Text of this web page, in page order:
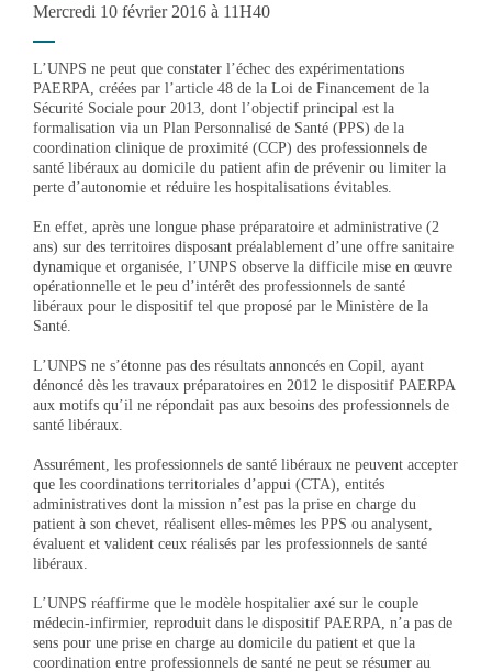
Mercredi 10 février 2016 à 11H40
L’UNPS ne peut que constater l’échec des expérimentations
PAERPA, créées par l’article 48 de la Loi de Financement de la
Sécurité Sociale pour 2013, dont l’objectif principal est la
formalisation via un Plan Personnalisé de Santé (PPS) de la
coordination clinique de proximité (CCP) des professionnels de
santé libéraux au domicile du patient afin de prévenir ou limiter la
perte d’autonomie et réduire les hospitalisations évitables.
En effet, après une longue phase préparatoire et administrative (2
ans) sur des territoires disposant préalablement d’une offre sanitaire
dynamique et organisée, l’UNPS observe la difficile mise en œuvre
opérationnelle et le peu d’intérêt des professionnels de santé
libéraux pour le dispositif tel que proposé par le Ministère de la
Santé.
L’UNPS ne s’étonne pas des résultats annoncés en Copil, ayant
dénoncé dès les travaux préparatoires en 2012 le dispositif PAERPA
aux motifs qu’il ne répondait pas aux besoins des professionnels de
santé libéraux.
Assurément, les professionnels de santé libéraux ne peuvent accepter
que les coordinations territoriales d’appui (CTA), entités
administratives dont la mission n’est pas la prise en charge du
patient à son chevet, réalisent elles-mêmes les PPS ou analysent,
évaluent et valident ceux réalisés par les professionnels de santé
libéraux.
L’UNPS réaffirme que le modèle hospitalier axé sur le couple
médecin-infirmier, reproduit dans le dispositif PAERPA, n’a pas de
sens pour une prise en charge au domicile du patient et que la
coordination entre professionnels de santé ne peut se résumer au